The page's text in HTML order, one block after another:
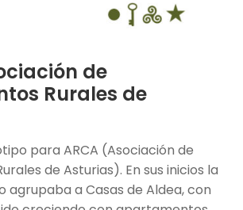
de
Rurales de
para ARCA (Asociación de
de Asturias). En sus inicios la
agrupaba a Casas de Aldea, con